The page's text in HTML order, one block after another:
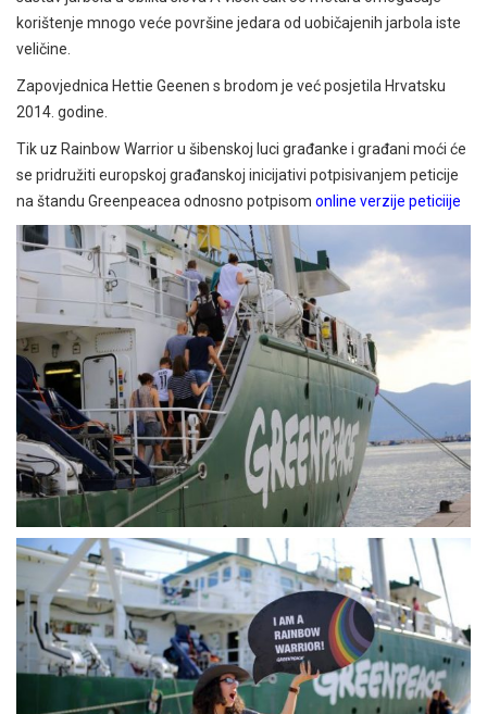
korištenje mnogo veće površine jedara od uobičajenih jarbola iste
veličine.
Zapovjednica Hettie Geenen s brodom je već posjetila Hrvatsku
2014. godine.
Tik uz Rainbow Warrior u šibenskoj luci građanke i građani moći će
se pridružiti europskoj građanskoj inicijativi potpisivanjem peticije
na štandu Greenpeacea odnosno potpisom online verzije peticiije